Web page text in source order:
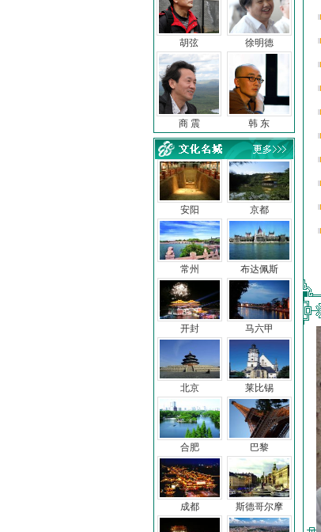
胡弦 徐明德
商 震 韩 东
安阳
常州
开封
北京
合肥
成都
京都
布达佩斯
马六甲
莱比锡
巴黎
斯德哥尔摩